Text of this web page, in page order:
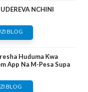
NCHINI
BLOG
Huduma Kwa
App Na M-Pesa Supa
BLOG